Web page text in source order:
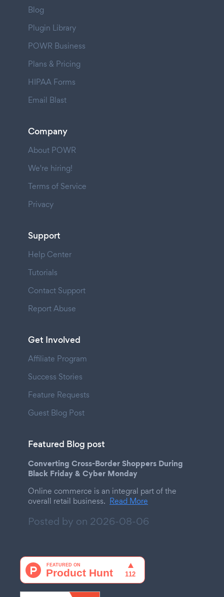
Blog
Plugin Library
POWR Business
Plans & Pricing
HIPAA Forms
Email Blast
Company
About POWR
We're hiring!
Terms of Service
Privacy
Support
Help Center
Tutorials
Contact Support
Report Abuse
Get Involved
Affiliate Program
Success Stories
Feature Requests
Guest Blog Post
Featured Blog post
Converting Cross-Border Shoppers During
Black Friday & Cyber Monday
Online commerce is an integral part of the
overall retail business. Read More
Posted by on 2026-08-06